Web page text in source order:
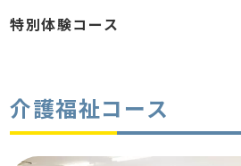
特別体験コース
介護福祉コース